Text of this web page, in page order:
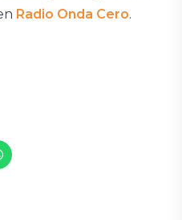
Radio Onda Cero.